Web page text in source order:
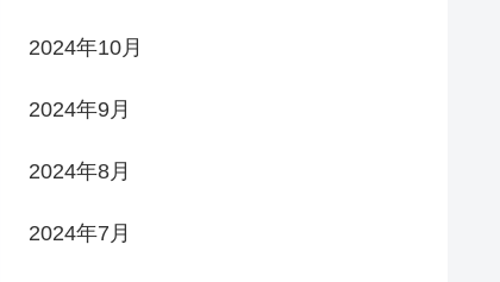
2024年10月
2024年9月
2024年8月
2024年7月